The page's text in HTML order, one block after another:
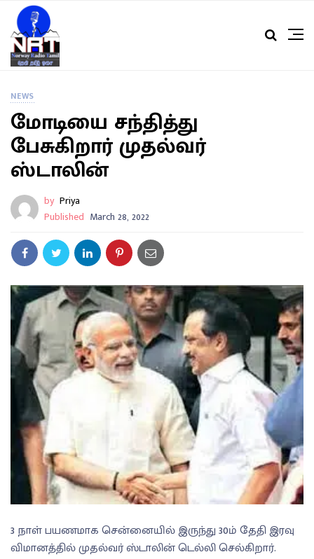
NEWS
மோடியை சந்தித்து
பேசுகிறார் முதல்வர்
ஸ்டாலின்
by Priya
Published March 28, 2022
3 நாள் பயணமாக சென்னையில் இருந்து 30ம் தேதி இரவு
விமானத்தில் முதல்வர் ஸ்டாலின் டெல்லி செல்கிறார்.